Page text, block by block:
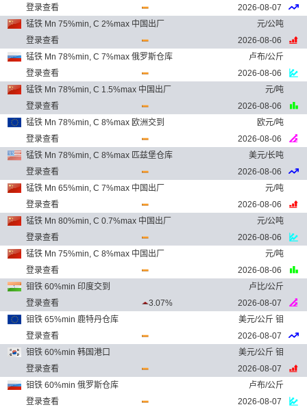
登录查看
2026-08-07
锰铁 Mn 75%min, C 2%max 中国出厂
元/公吨
登录查看
2026-08-06
锰铁 Mn 78%min, C 7%max 俄罗斯仓库
卢布/公斤
登录查看
2026-08-06
锰铁 Mn 78%min, C 1.5%max 中国出厂
元/吨
登录查看
2026-08-06
锰铁 Mn 78%min, C 8%max 欧洲交到
欧元/吨
登录查看
2026-08-06
锰铁 Mn 78%min, C 8%max 匹兹堡仓库
美元/长吨
登录查看
2026-08-06
锰铁 Mn 65%min, C 7%max 中国出厂
元/吨
登录查看
2026-08-06
锰铁 Mn 80%min, C 0.7%max 中国出厂
元/公吨
登录查看
2026-08-06
锰铁 Mn 75%min, C 8%max 中国出厂
元/吨
登录查看
2026-08-06
钼铁 60%min 印度交到
卢比/公斤
登录查看
3.07%
2026-08-07
钼铁 65%min 鹿特丹仓库
美元/公斤 钼
登录查看
2026-08-07
钼铁 60%min 韩国港口
美元/公斤 钼
登录查看
2026-08-07
钼铁 60%min 俄罗斯仓库
卢布/公斤
登录查看
2026-08-07